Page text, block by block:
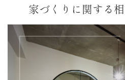
家づくりに関する